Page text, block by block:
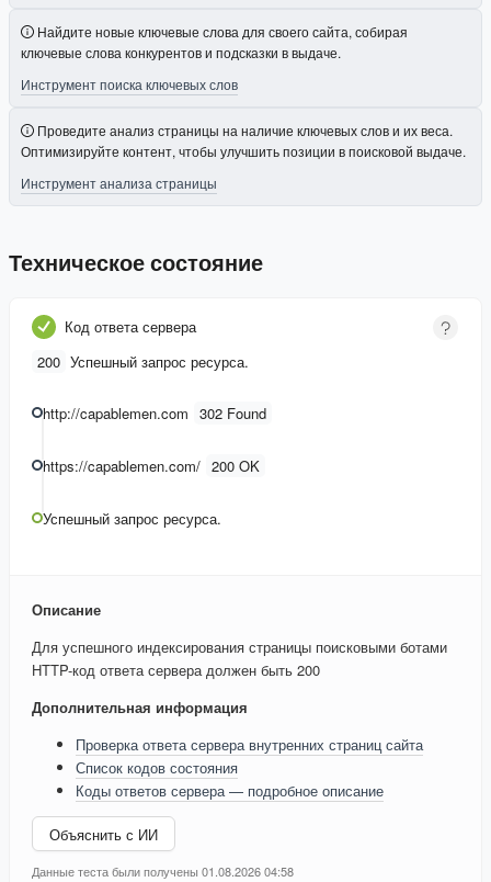
Найдите новые ключевые слова для своего сайта, собирая
ключевые слова конкурентов и подсказки в выдаче.
Инструмент поиска ключевых слов
Проведите анализ страницы на наличие ключевых слов и их веса.
Оптимизируйте контент, чтобы улучшить позиции в поисковой выдаче.
Инструмент анализа страницы
Техническое состояние
Код ответа сервера
200 Успешный запрос ресурса.
http://capablemen.com 302 Found
https://capablemen.com/ 200 OK
Успешный запрос ресурса.
Описание
Для успешного индексирования страницы поисковыми ботами
HTTP-код ответа сервера должен быть 200
Дополнительная информация
Проверка ответа сервера внутренних страниц сайта
Список кодов состояния
Коды ответов сервера — подробное описание
Объяснить с ИИ
Данные теста были получены 01.08.2026 04:58